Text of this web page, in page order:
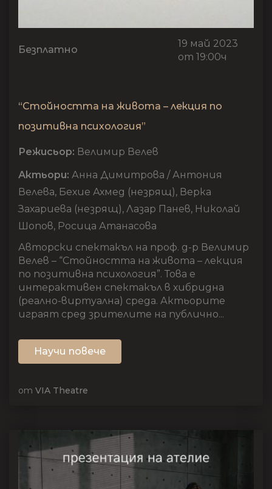
Безплатно
19 май 2023
от 19:00ч
“Стойността на живота – лекция по
позитивна психология”
Режисьор: Велимир Велев
Актьори: Анна Димитрова / Антония
Велева, Бехие Ахмед (незрящ), Верка
Захариева (незрящ), Лазар Панев, Николай
Шопов, Росица Атанасова
Авторски спектакъл на проф. д-р Велимир
Велев – “Стойността на живота – лекция
по позитивна психология”. Това е
интерактивен спектакъл в хибридна
(реално-виртуална) среда. Актьорите
играят сред зрителите на публично...
Научи повече
от VIA Theatre